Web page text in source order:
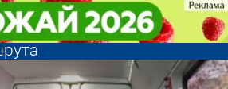
Березовки
изменением 75-го
Березовки
изменением 75-го
и